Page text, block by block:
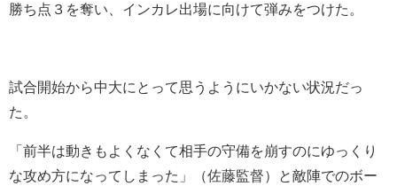
勝ち点３を奪い、インカレ出場に向けて弾みをつけた。
試合開始から中大にとって思うようにいかない状況だっ
た。
「前半は動きもよくなくて相手の守備を崩すのにゆっくり
な攻め方になってしまった」（佐藤監督）と敵陣でのボー